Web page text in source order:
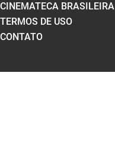
CINEMATECA BRASILEIRA
TERMOS DE USO
CONTATO